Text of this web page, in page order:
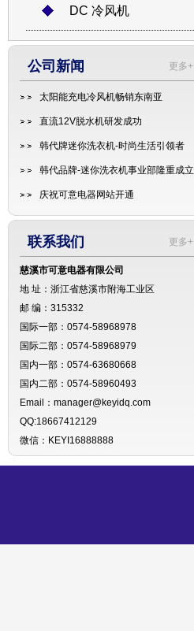
DC 冷风机
更多+
公司新闻
太阳能充电冷风机畅销东南亚
直流12V脱水机研发成功
韩代牌迷你洗衣机-时尚生活引领者
韩代品牌-迷你洗衣机事业部隆重成立
庆祝可意电器网站开通
更多+
联系我们
慈溪市可意电器有限公司
地 址：浙江省慈溪市附海工业区
邮 编：315332
国际一部：0574-58968978
国际二部：0574-58968979
国内一部：0574-63680668
国内二部：0574-58960493
Email：manager@keyidq.com
QQ:18667412129
微信：KEYI16888888